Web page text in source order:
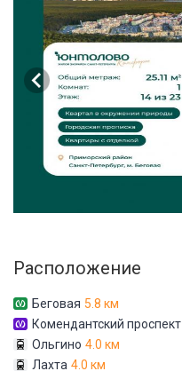
Расположение
Беговая 5.8 км
Комендантский проспект
Ольгино 4.0 км
Лахта 4.0 км